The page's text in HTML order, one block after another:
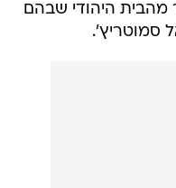
היהודי שבהם
סמוטריץ'.